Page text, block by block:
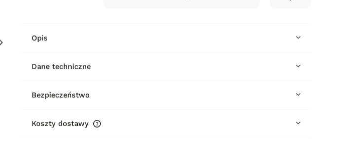
Opis
Dane techniczne
Bezpieczeństwo
Koszty dostawy